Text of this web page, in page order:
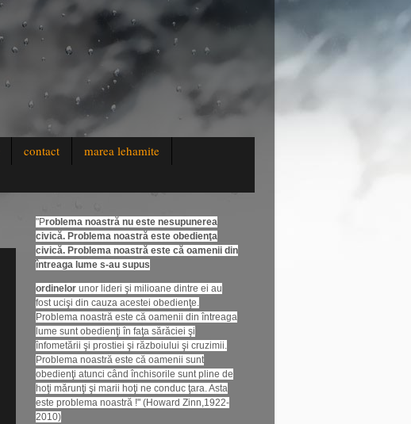
contact
marea lehamite
"Problema noastră nu este nesupunerea
civică. Problema noastră este obedienţa
civică. Problema noastră este că oamenii din
întreaga lume s-au supus
ordinelorunor lideri şi milioane dintre ei au
fost ucişi din cauza acestei obedienţe.
Problema noastră este că oamenii din întreaga
lume sunt obedienţi în faţa sărăciei şi
înfometării şi prostiei şi războiului şi cruzimii.
Problema noastră este că oamenii sunt
obedienţi atunci când închisorile sunt pline de
hoţi mărunţi şi marii hoţi ne conduc ţara. Asta
este problema noastră !" (Howard Zinn,1922-
2010)